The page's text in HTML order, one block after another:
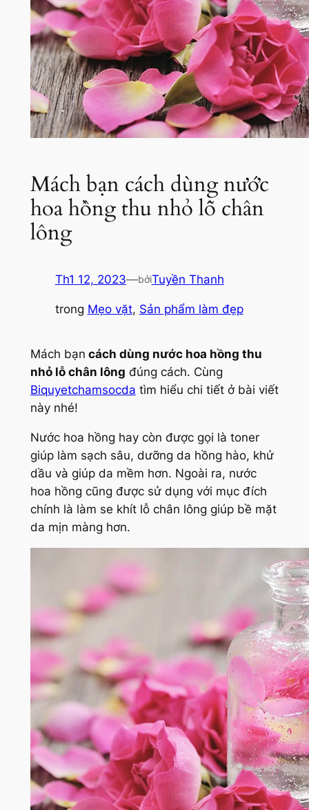
Mách bạn cách dùng nước
hoa hồng thu nhỏ lỗ chân
lông
Th1 12, 2023—bởiTuyền Thanh
trong Mẹo vặt, Sản phẩm làm đẹp
Mách bạn cách dùng nước hoa hồng thu
nhỏ lỗ chân lông đúng cách. Cùng
Biquyetchamsocda tìm hiểu chi tiết ở bài viết
này nhé!
Nước hoa hồng hay còn được gọi là toner
giúp làm sạch sâu, dưỡng da hồng hào, khử
dầu và giúp da mềm hơn. Ngoài ra, nước
hoa hồng cũng được sử dụng với mục đích
chính là làm se khít lỗ chân lông giúp bề mặt
da mịn màng hơn.